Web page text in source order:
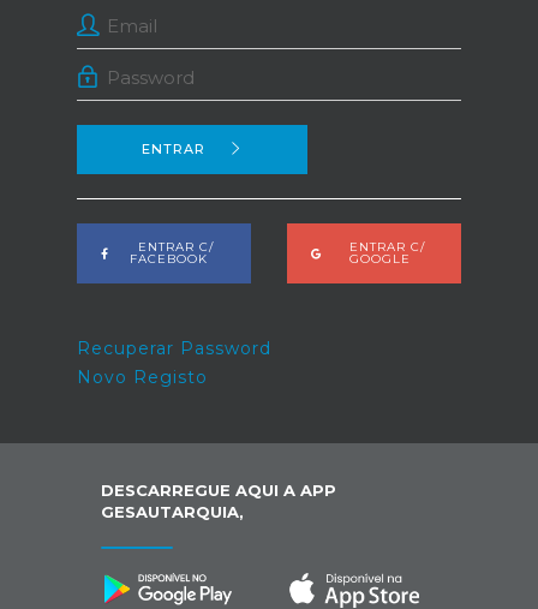
ENTRAR
ENTRAR C/
FACEBOOK
ENTRAR C/
GOOGLE
Recuperar Password
Novo Registo
DESCARREGUE AQUI A APP
GESAUTARQUIA,